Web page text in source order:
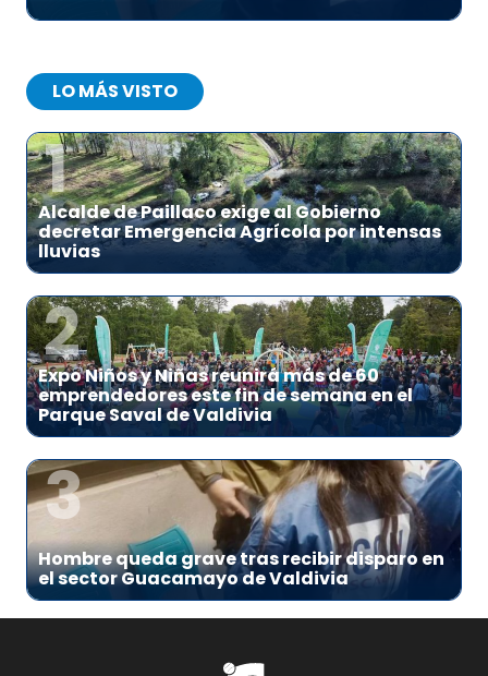
LO MÁS VISTO
1
Alcalde de Paillaco exige al Gobierno
decretar Emergencia Agrícola por intensas
lluvias
2
Expo Niños y Niñas reunirá más de 60
emprendedores este fin de semana en el
Parque Saval de Valdivia
3
Hombre queda grave tras recibir disparo en
el sector Guacamayo de Valdivia